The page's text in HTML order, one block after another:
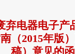
弃电器电子产
（2015年版
稿）意见的函